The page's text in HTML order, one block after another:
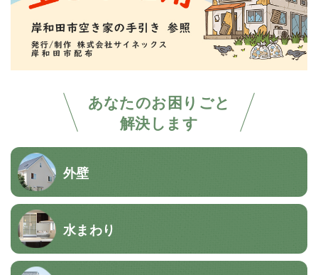
あなたのお困りごと
解決します
外壁
水まわり